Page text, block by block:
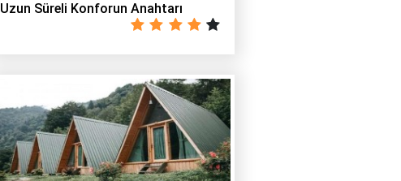
Uzun Süreli Konforun Anahtarı